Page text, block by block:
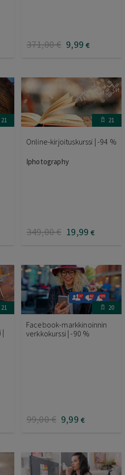
371,00€ 9,99 €
21 21
Online-kirjoituskurssi | -94 %
Iphotography
349,00€ 19,99 €
21
|
20
Facebook-markkinoinnin
verkkokurssi | -90 %
99,00€ 9,99 €